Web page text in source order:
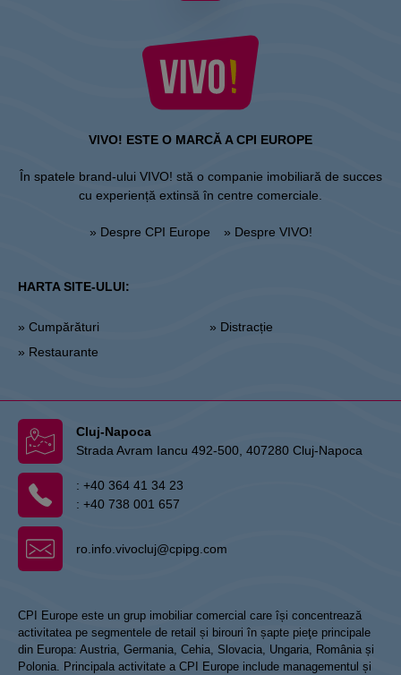
VIVO! ESTE O MARCĂ A CPI EUROPE
În spatele brand-ului VIVO! stă o companie imobiliară de succes
cu experiență extinsă în centre comerciale.
» Despre CPI Europe » Despre VIVO!
HARTA SITE-ULUI:
» Cumpărături
» Restaurante
» Distracție
Cluj-Napoca
Strada Avram Iancu 492-500, 407280 Cluj-Napoca
: +40 364 41 34 23
: +40 738 001 657
ro.info.vivocluj@cpipg.com
CPI Europe este un grup imobiliar comercial care își concentrează
activitatea pe segmentele de retail și birouri în șapte pieţe principale
din Europa: Austria, Germania, Cehia, Slovacia, Ungaria, România și
Polonia. Principala activitate a CPI Europe include managementul și